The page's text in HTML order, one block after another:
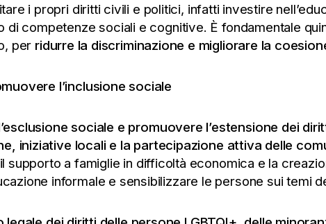
i propri diritti civili e politici, infatti investire
di competenze sociali e cognitive. È fondamentale
per ridurre la discriminazione e migliorare la
l’inclusione sociale
sociale e promuovere l’estensione dei
iniziative locali e la partecipazione attiva delle
il supporto a famiglie in difficoltà economica e la
informale e sensibilizzare le persone sui temi